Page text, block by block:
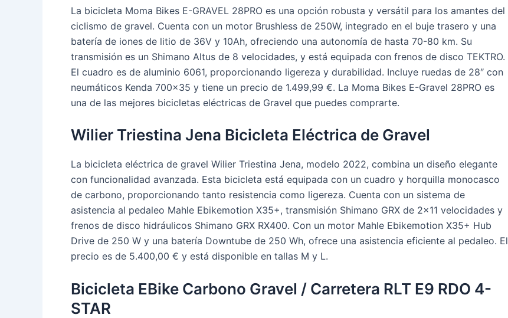
La bicicleta Moma Bikes E-GRAVEL 28PRO es una opción robusta y versátil para los amantes del
ciclismo de gravel. Cuenta con un motor Brushless de 250W, integrado en el buje trasero y una
batería de iones de litio de 36V y 10Ah, ofreciendo una autonomía de hasta 70-80 km. Su
transmisión es un Shimano Altus de 8 velocidades, y está equipada con frenos de disco TEKTRO.
El cuadro es de aluminio 6061, proporcionando ligereza y durabilidad. Incluye ruedas de 28″ con
neumáticos Kenda 700×35 y tiene un precio de 1.499,99 €. La Moma Bikes E-Gravel 28PRO es
una de las mejores bicicletas eléctricas de Gravel que puedes comprarte.
Wilier Triestina Jena Bicicleta Eléctrica de Gravel
La bicicleta eléctrica de gravel Wilier Triestina Jena, modelo 2022, combina un diseño elegante
con funcionalidad avanzada. Esta bicicleta está equipada con un cuadro y horquilla monocasco
de carbono, proporcionando tanto resistencia como ligereza. Cuenta con un sistema de
asistencia al pedaleo Mahle Ebikemotion X35+, transmisión Shimano GRX de 2×11 velocidades y
frenos de disco hidráulicos Shimano GRX RX400. Con un motor Mahle Ebikemotion X35+ Hub
Drive de 250 W y una batería Downtube de 250 Wh, ofrece una asistencia eficiente al pedaleo. El
precio es de 5.400,00 € y está disponible en tallas M y L.
Bicicleta EBike Carbono Gravel / Carretera RLT E9 RDO 4-
STAR